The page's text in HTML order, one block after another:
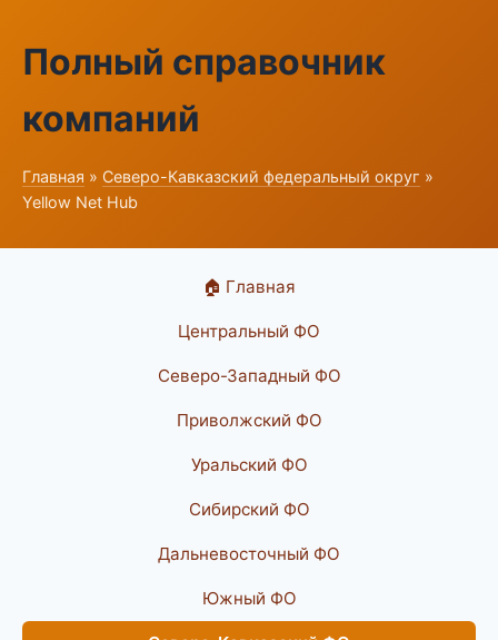
Полный справочник
компаний
Главная » Северо-Кавказский федеральный округ »
Yellow Net Hub
🏠 Главная
Центральный ФО
Северо-Западный ФО
Приволжский ФО
Уральский ФО
Сибирский ФО
Дальневосточный ФО
Южный ФО